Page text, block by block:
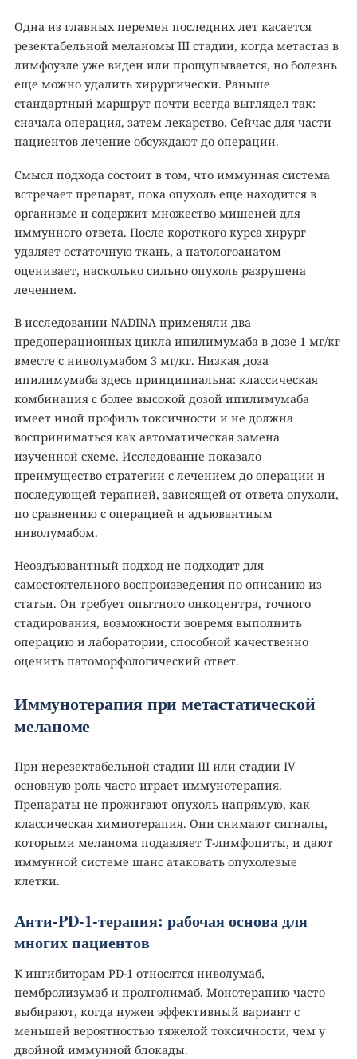
Одна из главных перемен последних лет касается
резектабельной меланомы III стадии, когда метастаз в
лимфоузле уже виден или прощупывается, но болезнь
еще можно удалить хирургически. Раньше
стандартный маршрут почти всегда выглядел так:
сначала операция, затем лекарство. Сейчас для части
пациентов лечение обсуждают до операции.
Смысл подхода состоит в том, что иммунная система
встречает препарат, пока опухоль еще находится в
организме и содержит множество мишеней для
иммунного ответа. После короткого курса хирург
удаляет остаточную ткань, а патологоанатом
оценивает, насколько сильно опухоль разрушена
лечением.
В исследовании NADINA применяли два
предоперационных цикла ипилимумаба в дозе 1 мг/кг
вместе с ниволумабом 3 мг/кг. Низкая доза
ипилимумаба здесь принципиальна: классическая
комбинация с более высокой дозой ипилимумаба
имеет иной профиль токсичности и не должна
восприниматься как автоматическая замена
изученной схеме. Исследование показало
преимущество стратегии с лечением до операции и
последующей терапией, зависящей от ответа опухоли,
по сравнению с операцией и адъювантным
ниволумабом.
Неоадъювантный подход не подходит для
самостоятельного воспроизведения по описанию из
статьи. Он требует опытного онкоцентра, точного
стадирования, возможности вовремя выполнить
операцию и лаборатории, способной качественно
оценить патоморфологический ответ.
Иммунотерапия при метастатической
меланоме
При нерезектабельной стадии III или стадии IV
основную роль часто играет иммунотерапия.
Препараты не прожигают опухоль напрямую, как
классическая химиотерапия. Они снимают сигналы,
которыми меланома подавляет Т-лимфоциты, и дают
иммунной системе шанс атаковать опухолевые
клетки.
Анти-PD-1-терапия: рабочая основа для
многих пациентов
К ингибиторам PD-1 относятся ниволумаб,
пембролизумаб и пролголимаб. Монотерапию часто
выбирают, когда нужен эффективный вариант с
меньшей вероятностью тяжелой токсичности, чем у
двойной иммунной блокады.